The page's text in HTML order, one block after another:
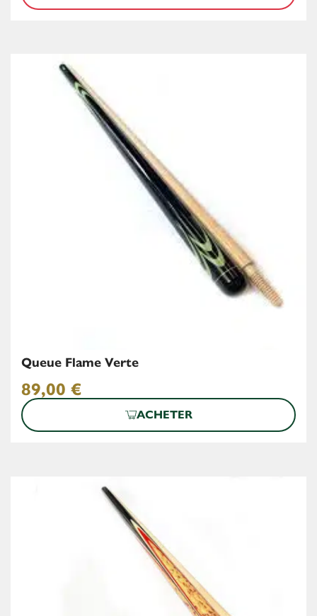
Queue Flame Verte
89,00 €
ACHETER